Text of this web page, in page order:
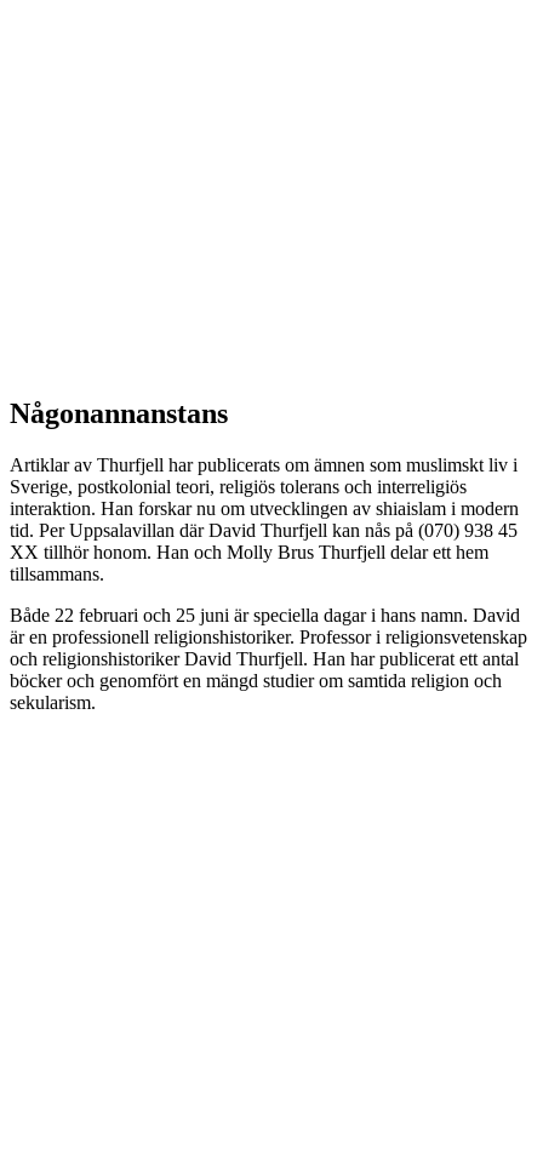
Någonannanstans
Artiklar av Thurfjell har publicerats om ämnen som muslimskt liv i
Sverige, postkolonial teori, religiös tolerans och interreligiös
interaktion. Han forskar nu om utvecklingen av shiaislam i modern
tid. Per Uppsalavillan där David Thurfjell kan nås på (070) 938 45
XX tillhör honom. Han och Molly Brus Thurfjell delar ett hem
tillsammans.
Både 22 februari och 25 juni är speciella dagar i hans namn. David
är en professionell religionshistoriker. Professor i religionsvetenskap
och religionshistoriker David Thurfjell. Han har publicerat ett antal
böcker och genomfört en mängd studier om samtida religion och
sekularism.